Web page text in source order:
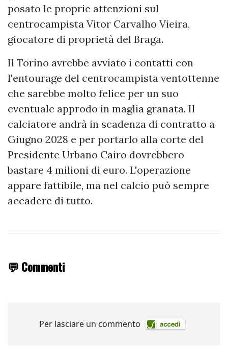
posato le proprie attenzioni sul
centrocampista Vitor Carvalho Vieira,
giocatore di proprietà del Braga.
Il Torino avrebbe avviato i contatti con
l'entourage del centrocampista ventottenne
che sarebbe molto felice per un suo
eventuale approdo in maglia granata. Il
calciatore andrà in scadenza di contratto a
Giugno 2028 e per portarlo alla corte del
Presidente Urbano Cairo dovrebbero
bastare 4 milioni di euro. L'operazione
appare fattibile, ma nel calcio può sempre
accadere di tutto.
💬 Commenti